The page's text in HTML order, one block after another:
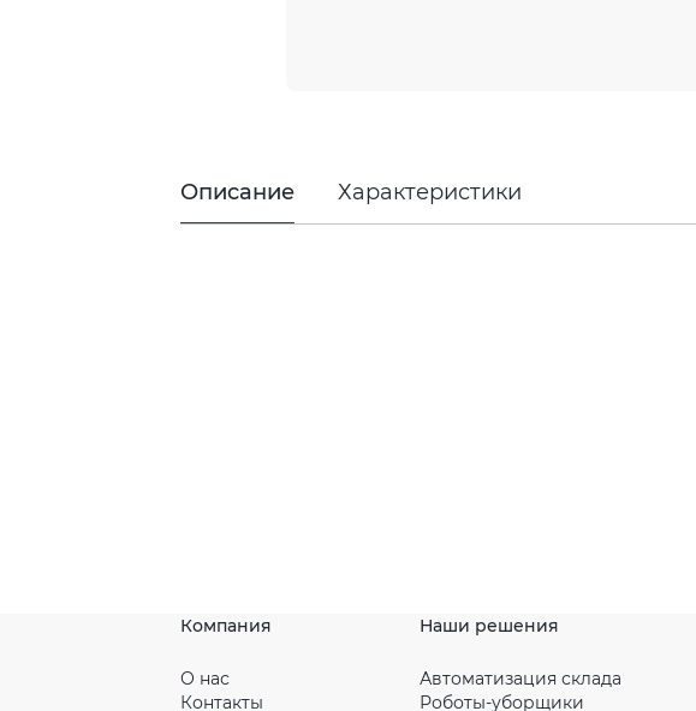
Описание Характеристики
Компания
О нас
Контакты
Наши решения
Автоматизация склада
Роботы-уборщики